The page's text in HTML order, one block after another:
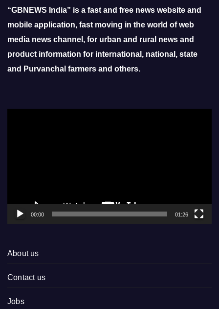
“GBNEWS India” is a fast and free news website and
mobile application, fast moving in the world of web
media news channel, for urban and rural news and
product information for international, national, state
and Purvanchal farmers and others.
00:00 01:26
About us
Contact us
Jobs